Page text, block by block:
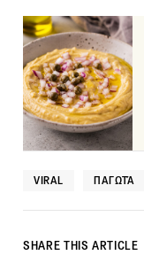
VIRAL ΠΑΓΩΤΆ
SHARE THIS ARTICLE